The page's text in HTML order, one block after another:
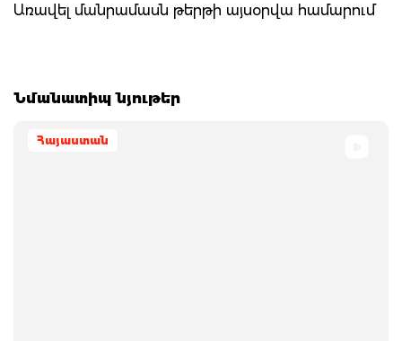
Առավել մանրամասն թերթի այսօրվա համարում
Նմանատիպ նյութեր
Հայաստան